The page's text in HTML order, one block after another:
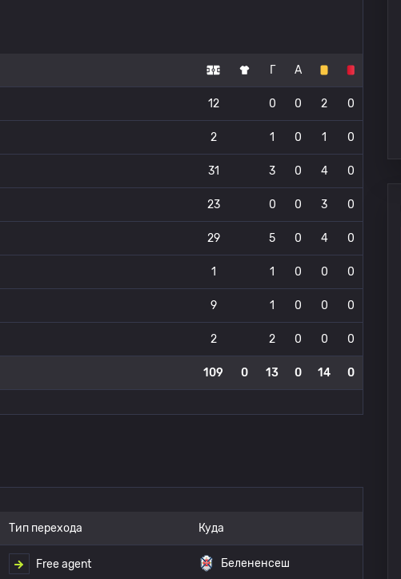
Г А
12 0 0 2 0
2 1 0 1 0
31 3 0 4 0
23 0 0 3 0
29 5 0 4 0
1 1 0 0 0
9 1 0 0 0
2 2 0 0 0
109 0 13 0 14 0
Тип перехода Куда
Free agent Белененсеш